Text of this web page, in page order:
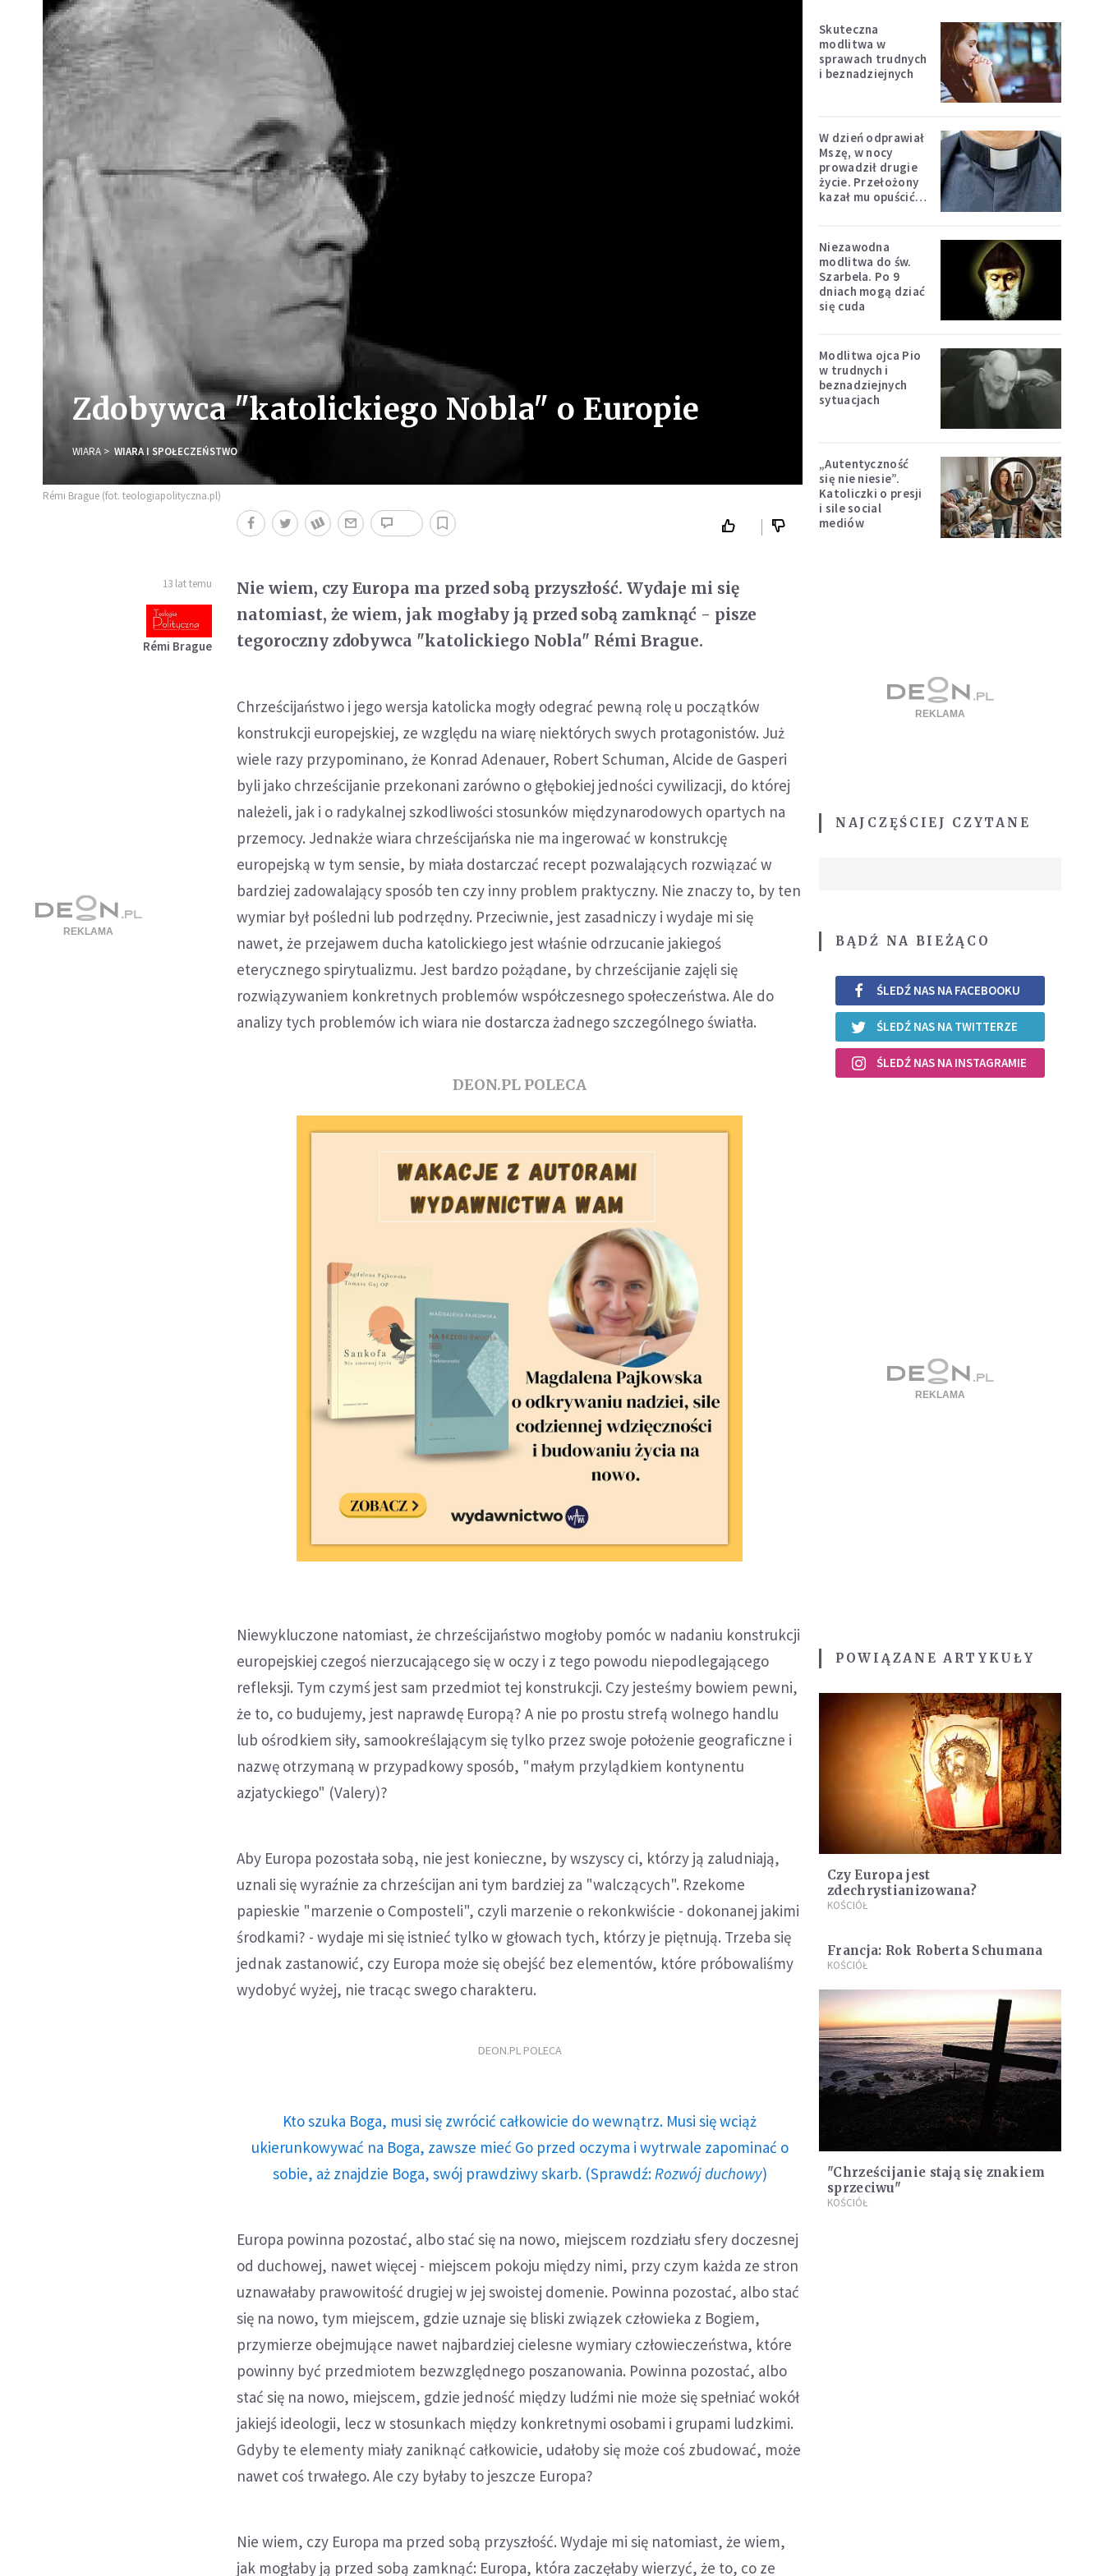
Zdobywca "katolickiego Nobla" o Europie
WIARA WIARA I SPOŁECZEŃSTWO
Rémi Brague (fot. teologiapolityczna.pl)
13 lat temu
Rémi Brague
Nie wiem, czy Europa ma przed sobą przyszłość. Wydaje mi się
natomiast, że wiem, jak mogłaby ją przed sobą zamknąć - pisze
tegoroczny zdobywca "katolickiego Nobla" Rémi Brague.
Chrześcijaństwo i jego wersja katolicka mogły odegrać pewną rolę u początków
konstrukcji europejskiej, ze względu na wiarę niektórych swych protagonistów. Już
wiele razy przypominano, że Konrad Adenauer, Robert Schuman, Alcide de Gasperi
byli jako chrześcijanie przekonani zarówno o głębokiej jedności cywilizacji, do której
należeli, jak i o radykalnej szkodliwości stosunków międzynarodowych opartych na
przemocy. Jednakże wiara chrześcijańska nie ma ingerować w konstrukcję
europejską w tym sensie, by miała dostarczać recept pozwalających rozwiązać w
bardziej zadowalający sposób ten czy inny problem praktyczny. Nie znaczy to, by ten
wymiar był pośledni lub podrzędny. Przeciwnie, jest zasadniczy i wydaje mi się
nawet, że przejawem ducha katolickiego jest właśnie odrzucanie jakiegoś
eterycznego spirytualizmu. Jest bardzo pożądane, by chrześcijanie zajęli się
rozwiązywaniem konkretnych problemów współczesnego społeczeństwa. Ale do
analizy tych problemów ich wiara nie dostarcza żadnego szczególnego światła.
DEON.PL POLECA
Niewykluczone natomiast, że chrześcijaństwo mogłoby pomóc w nadaniu konstrukcji
europejskiej czegoś nierzucającego się w oczy i z tego powodu niepodlegającego
refleksji. Tym czymś jest sam przedmiot tej konstrukcji. Czy jesteśmy bowiem pewni,
że to, co budujemy, jest naprawdę Europą? A nie po prostu strefą wolnego handlu
lub ośrodkiem siły, samookreślającym się tylko przez swoje położenie geograficzne i
nazwę otrzymaną w przypadkowy sposób, "małym przylądkiem kontynentu
azjatyckiego" (Valery)?
Aby Europa pozostała sobą, nie jest konieczne, by wszyscy ci, którzy ją zaludniają,
uznali się wyraźnie za chrześcijan ani tym bardziej za "walczących". Rzekome
papieskie "marzenie o Composteli", czyli marzenie o rekonkwiście - dokonanej jakimi
środkami? - wydaje mi się istnieć tylko w głowach tych, którzy je piętnują. Trzeba się
jednak zastanowić, czy Europa może się obejść bez elementów, które próbowaliśmy
wydobyć wyżej, nie tracąc swego charakteru.
DEON.PL POLECA
Kto szuka Boga, musi się zwrócić całkowicie do wewnątrz. Musi się wciąż
ukierunkowywać na Boga, zawsze mieć Go przed oczyma i wytrwale zapominać o
sobie, aż znajdzie Boga, swój prawdziwy skarb. (Sprawdź: Rozwój duchowy)
Europa powinna pozostać, albo stać się na nowo, miejscem rozdziału sfery doczesnej
od duchowej, nawet więcej - miejscem pokoju między nimi, przy czym każda ze stron
uznawałaby prawowitość drugiej w jej swoistej domenie. Powinna pozostać, albo stać
się na nowo, tym miejscem, gdzie uznaje się bliski związek człowieka z Bogiem,
przymierze obejmujące nawet najbardziej cielesne wymiary człowieczeństwa, które
powinny być przedmiotem bezwzględnego poszanowania. Powinna pozostać, albo
stać się na nowo, miejscem, gdzie jedność między ludźmi nie może się spełniać wokół
jakiejś ideologii, lecz w stosunkach między konkretnymi osobami i grupami ludzkimi.
Gdyby te elementy miały zaniknąć całkowicie, udałoby się może coś zbudować, może
nawet coś trwałego. Ale czy byłaby to jeszcze Europa?
Nie wiem, czy Europa ma przed sobą przyszłość. Wydaje mi się natomiast, że wiem,
jak mogłaby ją przed sobą zamknąć: Europa, która zaczęłaby wierzyć, że to, co ze
Skuteczna
modlitwa w
sprawach trudnych
i beznadziejnych
W dzień odprawiał
Mszę, w nocy
prowadził drugie
życie. Przełożony
kazał mu opuścić
Niezawodna
modlitwa do św.
Szarbela. Po 9
dniach mogą dziać
się cuda
Modlitwa ojca Pio
w trudnych i
beznadziejnych
sytuacjach
„Autentyczność
się nie niesie”.
Katoliczki o presji
i sile social
mediów
NAJCZĘŚCIEJ CZYTANE
BĄDŹ NA BIEŻĄCO
ŚLEDŹ NAS NA FACEBOOKU
ŚLEDŹ NAS NA TWITTERZE
ŚLEDŹ NAS NA INSTAGRAMIE
POWIĄZANE ARTYKUŁY
Czy Europa jest
zdechrystianizowana?
KOŚCIÓŁ
Francja: Rok Roberta Schumana
KOŚCIÓŁ
"Chrześcijanie stają się znakiem
sprzeciwu"
KOŚCIÓŁ